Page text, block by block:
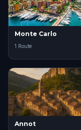
Monte Carlo
1 Route
Annot